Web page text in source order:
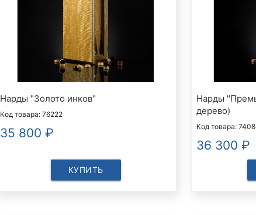
Нарды "Золото инков"
Код товара: 76222
35 800 ₽
КУПИТЬ
Нарды
дерево)
Код товара:
36 300 ₽